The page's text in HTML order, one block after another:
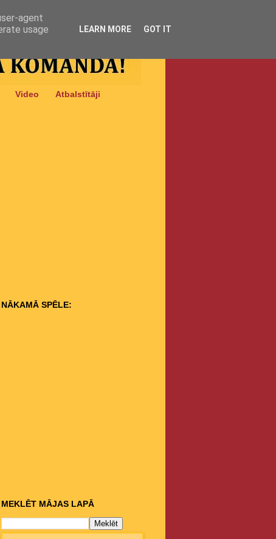
Video
Atbalstītāji
NĀKAMĀ SPĒLE:
MEKLĒT MĀJAS LAPĀ
agent
usage
LEARN MORE GOT IT